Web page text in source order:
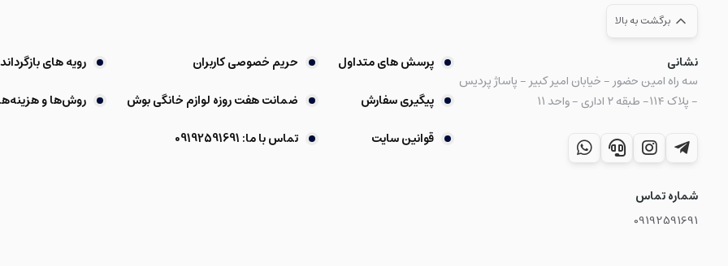
برگشت به بالا
نشانی
سه راه امین حضور - خیابان امیر کبیر - پاساژ پردیس
- پلاک ۱۱۴- طبقه ۲ اداری - واحد ۱۱
شماره تماس
09192591691
پرسش های متداول حریم خصوصی کاربران
رویه های
پیگیری سفارش
ضمانت هفت روزه لوازم خانگی بوش
روش‌ها و
قوانین سایت
تماس با ما: 09192591691